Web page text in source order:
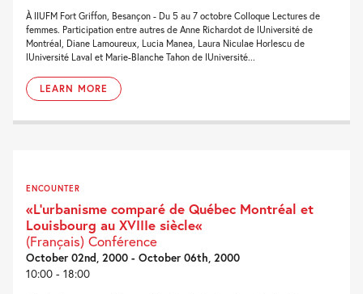
À lIUFM Fort Griffon, Besançon - Du 5 au 7 octobre Colloque Lectures de
femmes. Participation entre autres de Anne Richardot de lUniversité de
Montréal, Diane Lamoureux, Lucia Manea, Laura Niculae Horlescu de
lUniversité Laval et Marie-Blanche Tahon de lUniversité...
LEARN MORE
ENCOUNTER
«L’urbanisme comparé de Québec Montréal et
Louisbourg au XVIIIe siècle«
(Français) Conférence
October 02nd, 2000 - October 06th, 2000
10:00 - 18:00